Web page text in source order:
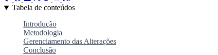
Tabela de conteúdos
Introdução
Metodologia
Gerenciamento das Alterações
Conclusão